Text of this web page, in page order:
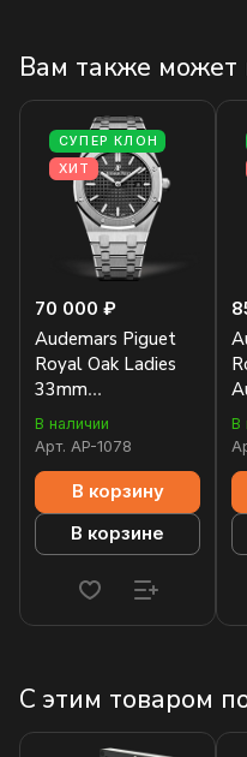
Вам также может
СУПЕР КЛОН
ХИТ
70 000 ₽
Audemars Piguet
Royal Oak Ladies
33mm
67650ST.OO.1261ST.01
В наличии
Арт. AP-1078
В корзину
В корзине
В
С этим товаром